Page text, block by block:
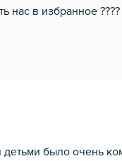
нас в избранное ????
детьми было очень